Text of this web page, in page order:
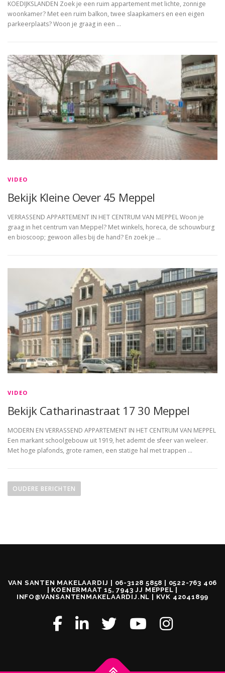
KOEDIJKSLANDEN Zoek je een ruim appartement met lichte, zonnige
woonkamer? Met een ruim balkon, twee slaapkamers en een eigen
parkeerplaats? Woon je graag in een …
VIDEO
Bekijk Kleine Oever 45 Meppel
VERRASSEND APPARTEMENT IN HET CENTRUM VAN MEPPEL Woon je
graag in het centrum van Meppel? Met winkels, horeca, de schouwburg
en bioscoop; gewoon alles bij de hand? En zoek je …
VIDEO
Bekijk Catharinastraat 17 30 Meppel
MODERN EN VERRASSEND APPARTEMENT IN HET CENTRUM VAN MEPPEL
Een markant schoolgebouw uit 1919, het ademt de sfeer van weleer.
Met hoge plafonds, grote ramen, een statige hal met trappen …
e
n
OUDERE BERICHTEN
VAN SANTEN MAKELAARDIJ | 06-3128 5858 | 0522-763 406
| KOENERMAAT 15, 7943 JJ MEPPEL |
INFO@VANSANTENMAKELAARDIJ.NL | KVK 42041899